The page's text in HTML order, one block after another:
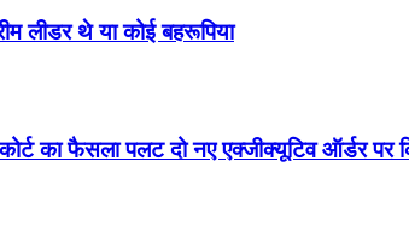
लीडर थे या कोई बहरूपिया
का फैसला पलट दो नए एक्जीक्यूटिव ऑर्डर पर